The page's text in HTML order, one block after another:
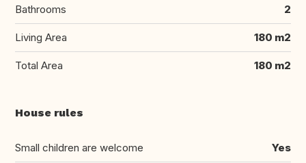
Bathrooms 2
Living Area 180 m2
Total Area 180 m2
House rules
Small children are welcome Yes